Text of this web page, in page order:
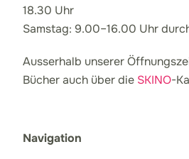
18.30 Uhr
Samstag: 9.00–16.00 Uhr
Ausserhalb unserer
Bücher auch über die SKINO-
Navigation